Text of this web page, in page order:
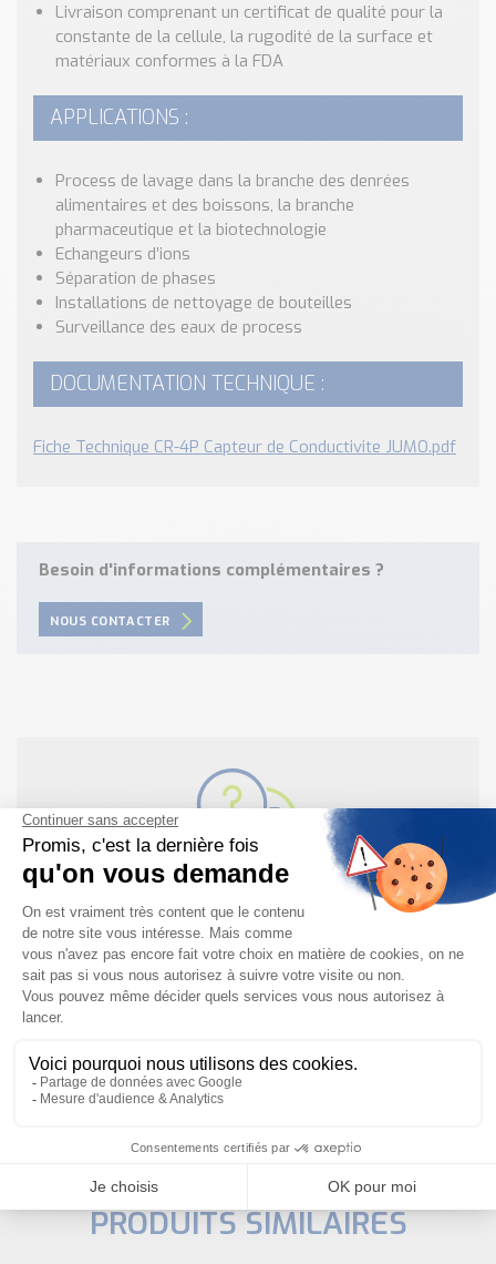
Livraison comprenant un certificat de qualité pour la
constante de la cellule, la rugodité de la surface et
matériaux conformes à la FDA
APPLICATIONS :
Process de lavage dans la branche des denrées
alimentaires et des boissons, la branche
pharmaceutique et la biotechnologie
Echangeurs d’ions
Séparation de phases
Installations de nettoyage de bouteilles
Surveillance des eaux de process
DOCUMENTATION TECHNIQUE :
Fiche Technique CR-4P Capteur de Conductivite JUMO.pdf
Besoin d'informations complémentaires ?
NOUS CONTACTER
Besoin d'aide pour choisir votre
produit ?
Nous sommes à votre disposition pour définir
votre projet
PRODUITS SIMILAIRES